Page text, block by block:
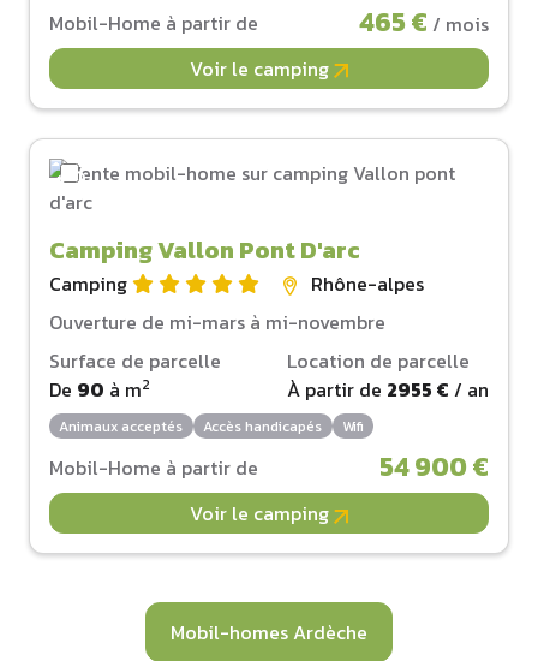
Mobil-Home à partir de 465 € / mois
Voir le camping
Camping Vallon Pont D'arc
Camping
Rhône-alpes
Ouverture de mi-mars à mi-novembre
Surface de parcelle
De 90 à m2
Location de parcelle
À partir de 2955 € / an
Animaux acceptés Accès handicapés Wifi
Mobil-Home à partir de 54 900 €
Voir le camping
Mobil-homes Ardèche